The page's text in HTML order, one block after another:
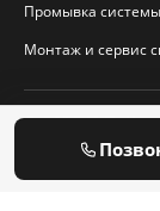
Промывка
Монтаж и сервис
© 2026 И.П.